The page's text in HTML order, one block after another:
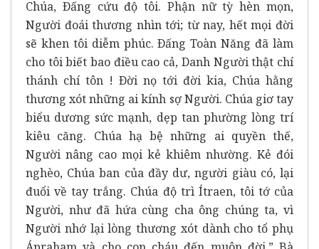
Chúa, Ðấng cứu độ tôi. Phận nữ tỳ hèn mọn,
Người đoái thương nhìn tới; từ nay, hết mọi đời
sẽ khen tôi diễm phúc. Ðấng Toàn Năng đã làm
cho tôi biết bao điều cao cả, Danh Người thật chí
thánh chí tôn ! Ðời nọ tới đời kia, Chúa hằng
thương xót những ai kính sợ Người. Chúa giơ tay
biểu dương sức mạnh, dẹp tan phường lòng trí
kiêu căng. Chúa hạ bệ những ai quyền thế,
Người nâng cao mọi kẻ khiêm nhường. Kẻ đói
nghèo, Chúa ban của đầy dư, người giàu có, lại
đuổi về tay trắng. Chúa độ trì Ítraen, tôi tớ của
Người, như đã hứa cùng cha ông chúng ta, vì
Người nhớ lại lòng thương xót dành cho tổ phụ